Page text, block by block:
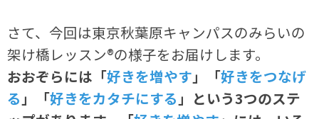
さて、今回は東京秋葉原キャンパスのみらいの
架け橋レッスン®の様子をお届けします。
おおぞらには「好きを増やす」「好きをつなげ
る 」「好きをカタチにする 」という3つのステ